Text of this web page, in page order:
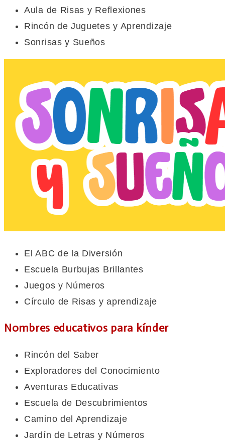
Aula de Risas y Reflexiones
Rincón de Juguetes y Aprendizaje
Sonrisas y Sueños
El ABC de la Diversión
Escuela Burbujas Brillantes
Juegos y Números
Círculo de Risas y aprendizaje
Nombres educativos para kínder
Rincón del Saber
Exploradores del Conocimiento
Aventuras Educativas
Escuela de Descubrimientos
Camino del Aprendizaje
Jardín de Letras y Números